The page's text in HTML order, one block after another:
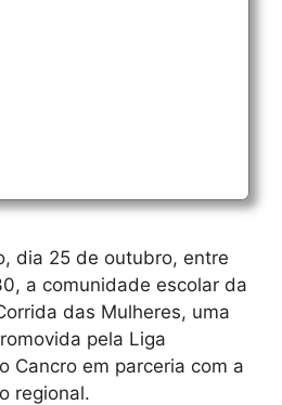
dia 25 de outubro, entre
a comunidade escolar da
das Mulheres, uma
pela Liga
Cancro em parceria com a
regional.